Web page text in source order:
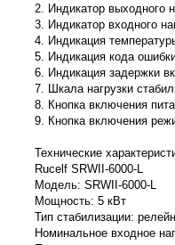
2. Индикатор выходного
3. Индикатор входного
4. Индикация
5. Индикация кода
6. Индикация задержки
7. Шкала нагрузки
8. Кнопка включения
9. Кнопка включения
Технические
Rucelf SRWII-6000-L
Модель: SRWII-6000-L
Мощность: 5 кВт
Тип стабилизации:
Номинальное входное